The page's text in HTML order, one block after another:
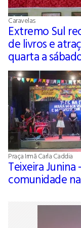
Caravelas
Extremo Sul
de livros e
quarta a
Praça Irmã Carla Caddia
Teixeira
comunidade